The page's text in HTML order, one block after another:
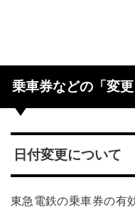
乗車券などの「変
日付変更について
東急電鉄の乗車券の有